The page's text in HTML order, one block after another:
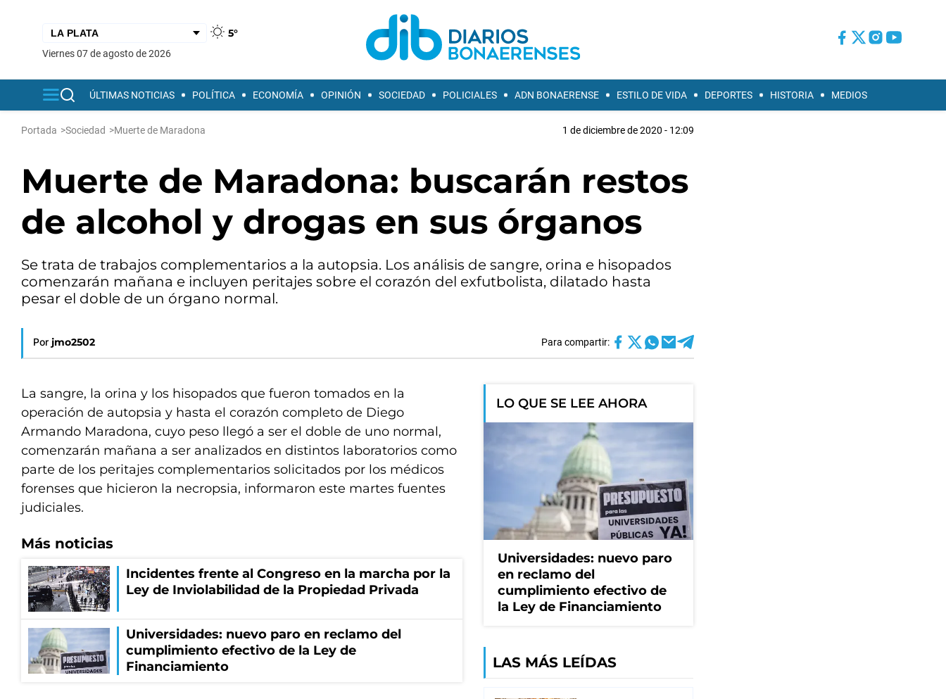
5°
viernes 07 de agosto de 2026
ÚLTIMAS NOTICIAS POLÍTICA ECONOMÍA OPINIÓN SOCIEDAD POLICIALES ADN BONAERENSE ESTILO DE VIDA DEPORTES HISTORIA MEDIOS
Portada >Sociedad >Muerte de Maradona 1 de diciembre de 2020 - 12:09
Muerte de Maradona: buscarán restos
de alcohol y drogas en sus órganos
Se trata de trabajos complementarios a la autopsia. Los análisis de sangre, orina e hisopados
comenzarán mañana e incluyen peritajes sobre el corazón del exfutbolista, dilatado hasta
pesar el doble de un órgano normal.
Por jmo2502 Para compartir:
La sangre, la orina y los hisopados que fueron tomados en la
operación de autopsia y hasta el corazón completo de Diego
Armando Maradona, cuyo peso llegó a ser el doble de uno normal,
comenzarán mañana a ser analizados en distintos laboratorios como
parte de los peritajes complementarios solicitados por los médicos
forenses que hicieron la necropsia, informaron este martes fuentes
judiciales.
Más noticias
Incidentes frente al Congreso en la marcha por la
Ley de Inviolabilidad de la Propiedad Privada
Universidades: nuevo paro en reclamo del
cumplimiento efectivo de la Ley de
Financiamiento
LO QUE SE LEE AHORA
Universidades: nuevo paro
en reclamo del
cumplimiento efectivo de
la Ley de Financiamiento
LAS MÁS LEÍDAS